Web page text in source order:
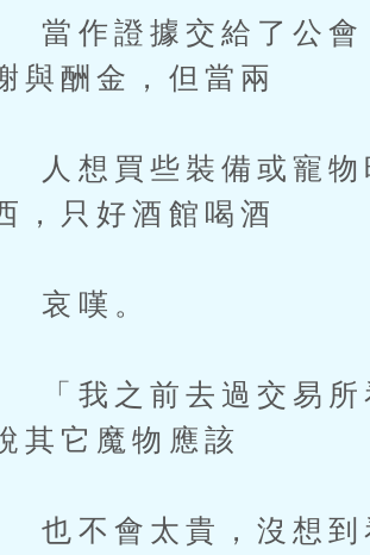
當作證據交給了公會
與酬金，但當兩
人想買些裝備或寵物
，只好酒館喝酒
哀嘆。
「我之前去過交易所
其它魔物應該
也不會太貴，沒想到